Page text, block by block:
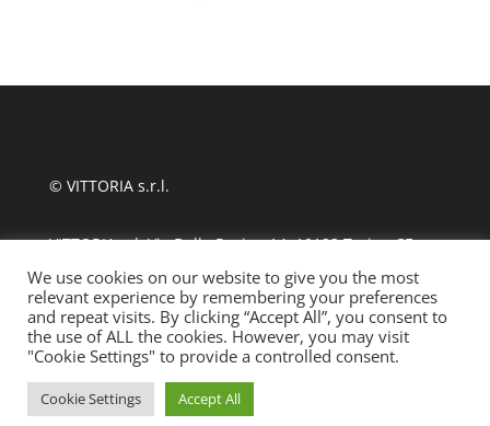
© VITTORIA s.r.l.
VITTORIA srl, Via Delle Rosine 14, 10123 Torino CF
11124480010
tel +39 011 889870| fax 011 8123486
info@ssmlto.it
We use cookies on our website to give you the most
relevant experience by remembering your preferences
and repeat visits. By clicking “Accept All”, you consent to
the use of ALL the cookies. However, you may visit
"Cookie Settings" to provide a controlled consent.
Cookie Settings Accept All